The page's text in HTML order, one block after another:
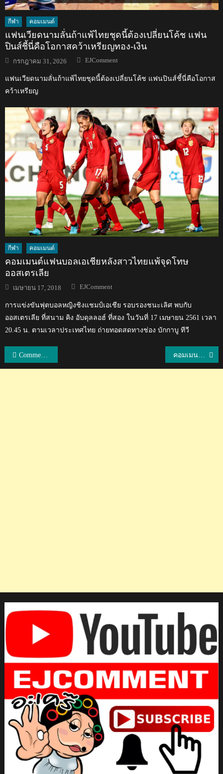
กีฬา คอมเมนต์
แฟนเวียดนามลั่นถ้าแพ้ไทยชุดนี้ต้องเปลี่ยนโค้ช แฟน
ปินส์ชี้นี่คือโอกาสคว้าเหรียญทอง-เงิน
Posted
on
กรกฎาคม 31, 2026 Author
EJComment
แฟนเวียดนามลั่นถ้าแพ้ไทยชุดนี้ต้องเปลี่ยนโค้ช แฟนปินส์ชี้นี่คือโอกาส
คว้าเหรียญ
กีฬา คอมเมนต์
คอมเมนต์แฟนบอลเอเชียหลังสาวไทยแพ้จุดโทษ
ออสเตรเลีย
Posted
on
เมษายน 17, 2018 Author
EJComment
การแข่งขันฟุตบอลหญิงชิงแชมป์เอเชีย รอบรองชนะเลิศ พบกับ
ออสเตรเลีย ที่สนาม คิง อับดุลลอฮ์ ที่สอง ในวันที่ 17 เมษายน 2561 เวลา
20.45 น. ตามเวลาประเทศไทย ถ่ายทอดสดทางช่อง บักกาบู ทีวี
แนะแนว
Comment แฟนบอลเอเชียหลังเกาหลีใต้แพ้เม็กซิโก 1-2 ฟุตบอลโลก 2018 คอมเมนต์ชาวต่างชาติร่วมภาวนาให้โค้ชและเด็กๆ ทุกคนปลอดภัย